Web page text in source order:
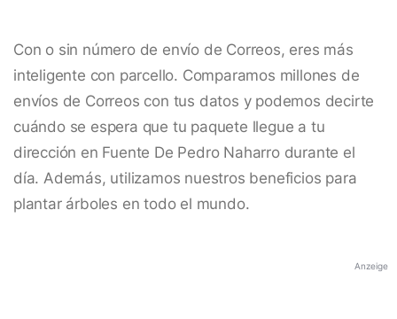
Con o sin número de envío de Correos, eres más
inteligente con parcello. Comparamos millones de
envíos de Correos con tus datos y podemos decirte
cuándo se espera que tu paquete llegue a tu
dirección en Fuente De Pedro Naharro durante el
día. Además, utilizamos nuestros beneficios para
plantar árboles en todo el mundo.
Anzeige